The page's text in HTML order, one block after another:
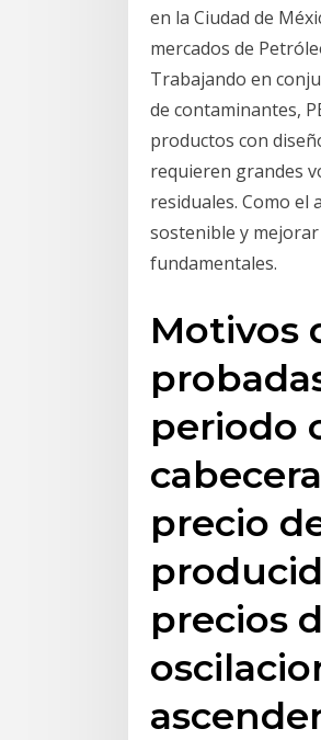
en la Ciudad de
mercados de
Trabajando en
de contaminantes,
productos con
requieren grandes
residuales. Como
sostenible y
fundamentales.
Motivos
periodo
precio
precios